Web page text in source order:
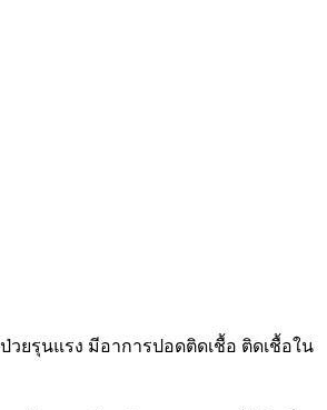
ยรุนแรง มีอาการปอดติดเชื้อ ติดเชื้อใน